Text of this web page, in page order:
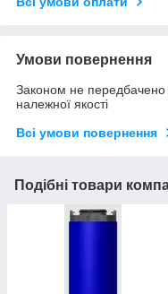
Умови повернення
Законом не передбачено
належної якості
Всі умови повернення
Подібні товари